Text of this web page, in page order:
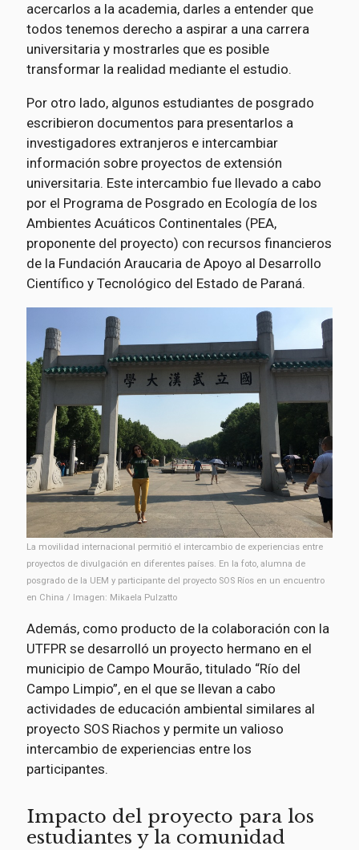
acercarlos a la academia, darles a entender que
todos tenemos derecho a aspirar a una carrera
universitaria y mostrarles que es posible
transformar la realidad mediante el estudio.
Por otro lado, algunos estudiantes de posgrado
escribieron documentos para presentarlos a
investigadores extranjeros e intercambiar
información sobre proyectos de extensión
universitaria. Este intercambio fue llevado a cabo
por el Programa de Posgrado en Ecología de los
Ambientes Acuáticos Continentales (PEA,
proponente del proyecto) con recursos financieros
de la Fundación Araucaria de Apoyo al Desarrollo
Científico y Tecnológico del Estado de Paraná.
La movilidad internacional permitió el intercambio de experiencias entre
proyectos de divulgación en diferentes países. En la foto, alumna de
posgrado de la UEM y participante del proyecto SOS Ríos en un encuentro
en China / Imagen: Mikaela Pulzatto
Además, como producto de la colaboración con la
UTFPR se desarrolló un proyecto hermano en el
municipio de Campo Mourão, titulado “Río del
Campo Limpio”, en el que se llevan a cabo
actividades de educación ambiental similares al
proyecto SOS Riachos y permite un valioso
intercambio de experiencias entre los
participantes.
Impacto del proyecto para los
estudiantes y la comunidad